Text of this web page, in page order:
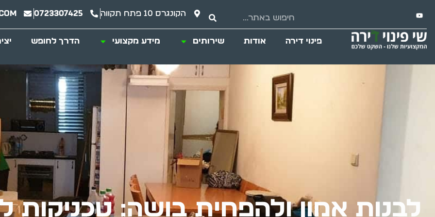
הקונגרס 10 פתח תקווה 0723307425
פינוי דירה אודות שירותים מידע מקצועי הדרך לחופש
לבנות אמון ולהפחית בושה: טכניקות